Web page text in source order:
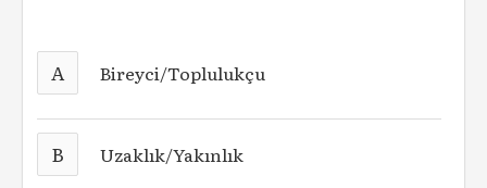
A Bireyci/Toplulukçu
B Uzaklık/Yakınlık